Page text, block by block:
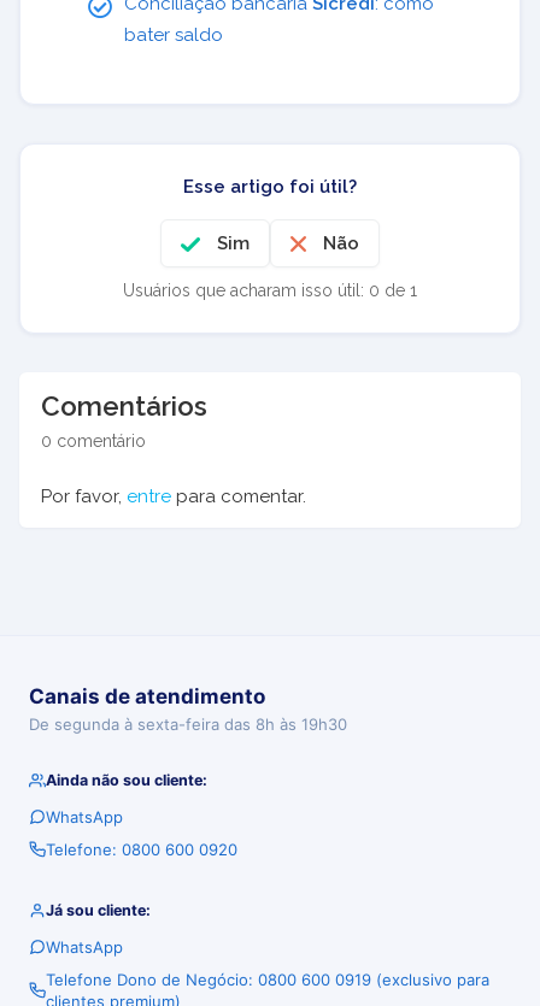
bater saldo
Esse artigo foi útil?
Sim Não
Usuários que acharam isso útil: 0 de 1
Comentários
0 comentário
Por favor, entre para comentar.
Canais de atendimento
De segunda à sexta-feira das 8h às 19h30
Ainda não sou cliente:
WhatsApp
Telefone: 0800 600 0920
Já sou cliente:
WhatsApp
Telefone Dono de Negócio: 0800 600 0919 (exclusivo para
clientes premium)